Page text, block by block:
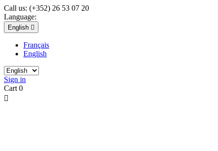
Call us: (+352) 26 53 07 20
Language:
English 
Français
English
Sign in
Cart 0
